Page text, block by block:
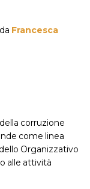
Francesca
corruzione
come linea
Organizzativo
alle attività